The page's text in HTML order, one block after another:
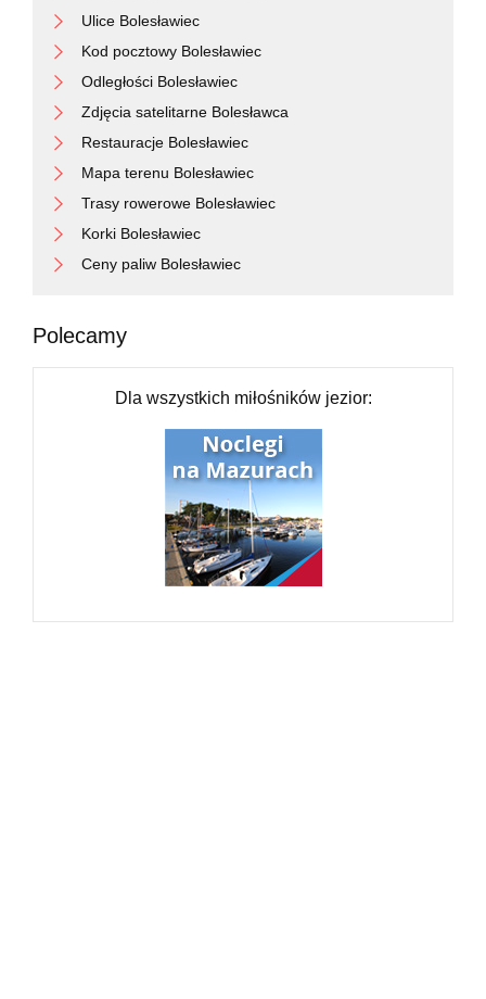
Ulice Bolesławiec
Kod pocztowy Bolesławiec
Odległości Bolesławiec
Zdjęcia satelitarne Bolesławca
Restauracje Bolesławiec
Mapa terenu Bolesławiec
Trasy rowerowe Bolesławiec
Korki Bolesławiec
Ceny paliw Bolesławiec
Polecamy
Dla wszystkich miłośników jezior: